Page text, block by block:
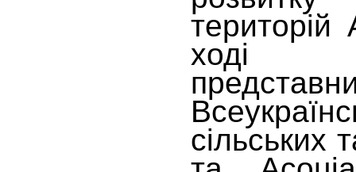
ході
сільських